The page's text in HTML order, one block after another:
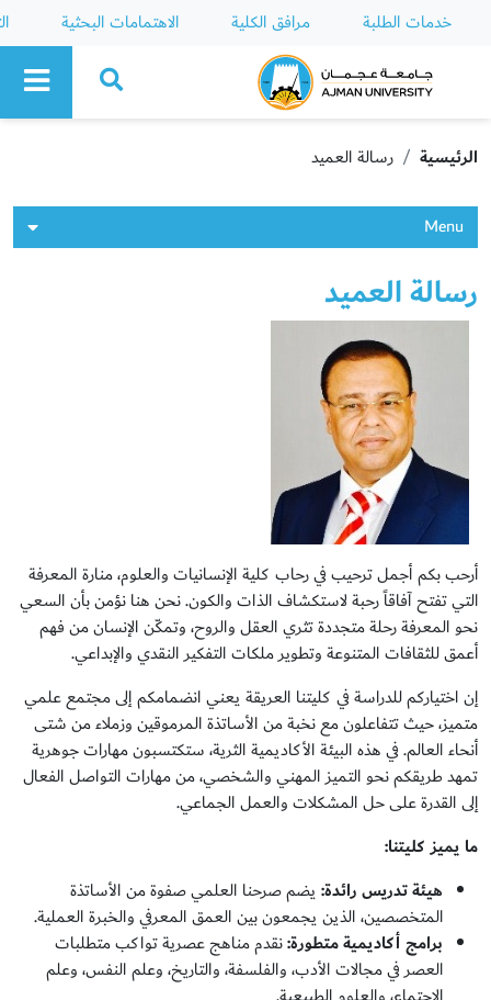
خدمات الطلبة مرافق الكلية الاهتمامات البحثية
Ajman University
الرئيسية رسالة العميد
Menu
رسالة العميد
أرحب بكم أجمل ترحيب في رحاب كلية الإنسانيات والعلوم، منارة المعرفة
التي تفتح آفاقاً رحبة لاستكشاف الذات والكون. نحن هنا نؤمن بأن السعي
نحو المعرفة رحلة متجددة تثري العقل والروح، وتمكّن الإنسان من فهم
أعمق للثقافات المتنوعة وتطوير ملكات التفكير النقدي والإبداعي.
إن اختياركم للدراسة في كليتنا العريقة يعني انضمامكم إلى مجتمع علمي
متميز، حيث تتفاعلون مع نخبة من الأساتذة المرموقين وزملاء من شتى
أنحاء العالم. في هذه البيئة الأكاديمية الثرية، ستكتسبون مهارات جوهرية
تمهد طريقكم نحو التميز المهني والشخصي، من مهارات التواصل الفعال
إلى القدرة على حل المشكلات والعمل الجماعي.
ما يميز كليتنا:
هيئة تدريس رائدة:يضم صرحنا العلمي صفوة من الأساتذة
المتخصصين، الذين يجمعون بين العمق المعرفي والخبرة العملية.
برامج أكاديمية متطورة:نقدم مناهج عصرية تواكب متطلبات
العصر في مجالات الأدب، والفلسفة، والتاريخ، وعلم النفس، وعلم